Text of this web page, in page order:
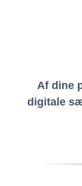
Af dine
digitale